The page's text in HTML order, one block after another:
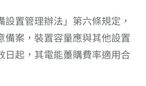
置管理辦法」第六條規定，
備案，裝置容量應與其他設置
日起，其電能躉購費率適用合